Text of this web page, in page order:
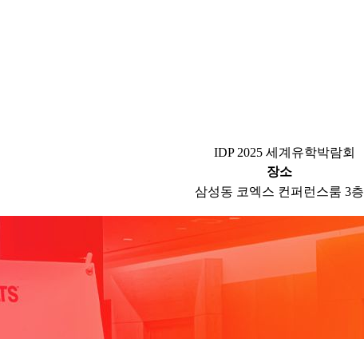
IDP 2025 세계유학박람회
장소
삼성동 코엑스 컨퍼런스룸 3층